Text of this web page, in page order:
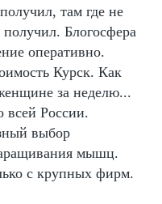
там где не
Блогосфера
оперативно.
Курск. Как
за неделю...
всей России.
выбор
мышц.
с крупных фирм.